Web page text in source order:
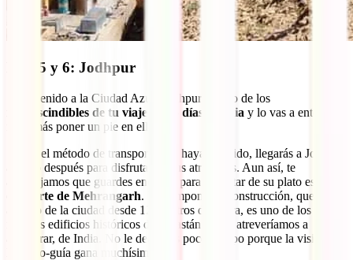
Días 5 y 6: Jodhpur
¡Bienvenido a la Ciudad Azul! Jodhpur es otro de los
imprescindibles de tu viaje de 15 días a India y lo vas a entender
nada más poner un pie en ella.
Según el método de transporte que hayas elegido, llegarás a Jodhpur
antes o después para disfrutar de sus atractivos. Aun así, te
aconsejamos que guardes energías para disfrutar de su plato estrella:
Fuerte de Mehrangarh. Esta imponente construcción, que vigila
al resto de la ciudad desde 120 metros de altura, es uno de los
mejores edificios históricos de Rajastán y, nos atreveríamos a
aventurar, de India. No le dediques poco tiempo porque la visita con
la audio-guía gana muchísimo.